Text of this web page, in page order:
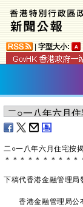
字型大小:
二○一八年六月住宅按
＊ ＊ ＊ ＊ ＊ ＊ ＊ ＊ ＊ ＊
下稿代香港金融管理局
香港金融管理局公布